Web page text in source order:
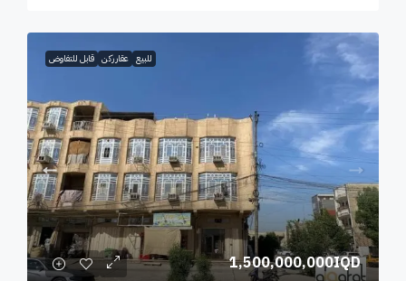
للبيع عقار ركن قابل للتفاوض
1,500,000,000IQD